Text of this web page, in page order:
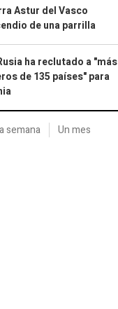
Astur del Vasco
de una parrilla
ha reclutado a "más
de 135 países" para
semana Un mes